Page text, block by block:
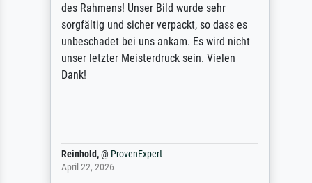
des Rahmens! Unser Bild wurde sehr
sorgfältig und sicher verpackt, so dass es
unbeschadet bei uns ankam. Es wird nicht
unser letzter Meisterdruck sein. Vielen
Dank!
Reinhold,@ProvenExpert
April 22, 2026